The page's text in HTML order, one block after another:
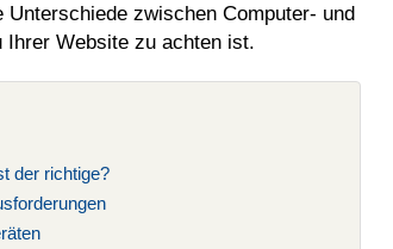
zwischen Computer- und
Ihrer Website zu achten ist.
der richtige?